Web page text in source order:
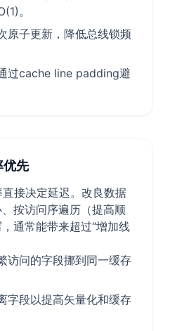
。
原子更新，降低总线锁频
过cache line padding避
优先
接决定延迟。改良数据
按访问序遍历（提高顺
通常能带来超过“增加线
访问的字段挪到同一缓存
字段以提高矢量化和缓存